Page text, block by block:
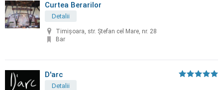
Curtea Berarilor
Detalii
Timișoara, str. Ștefan cel Mare, nr. 28
Bar
D'arc
Detalii